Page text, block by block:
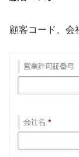
顧客コード、会